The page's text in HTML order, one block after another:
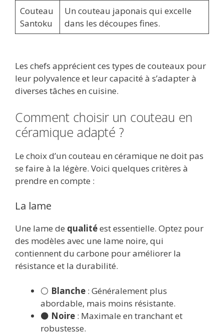
Couteau
Santoku
Un couteau japonais qui excelle
dans les découpes fines.
Les chefs apprécient ces types de couteaux pour
leur polyvalence et leur capacité à s’adapter à
diverses tâches en cuisine.
Comment choisir un couteau en
céramique adapté ?
Le choix d’un couteau en céramique ne doit pas
se faire à la légère. Voici quelques critères à
prendre en compte :
La lame
Une lame de qualitéest essentielle. Optez pour
des modèles avec une lame noire, qui
contiennent du carbone pour améliorer la
résistance et la durabilité.
⚪ Blanche : Généralement plus
abordable, mais moins résistante.
⚫ Noire : Maximale en tranchant et
robustesse.